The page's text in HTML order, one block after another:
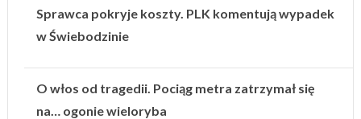
Sprawca pokryje koszty. PLK komentują wypadek
w Świebodzinie
O włos od tragedii. Pociąg metra zatrzymał się
na… ogonie wieloryba